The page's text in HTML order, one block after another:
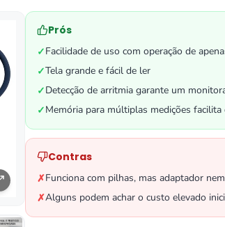
Prós
✓Facilidade de uso com operação de
✓Tela grande e fácil de ler
✓Detecção de arritmia garante um
✓Memória para múltiplas medições
Contras
✗Funciona com pilhas, mas adaptador
✗Alguns podem achar o custo elevado